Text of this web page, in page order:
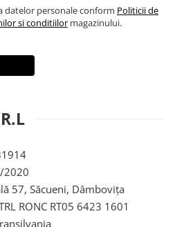
datelor personale conform Politicii de
si conditiilor magazinului.
2020
57, Săcueni, Dâmbovița
RONC RT05 6423 1601